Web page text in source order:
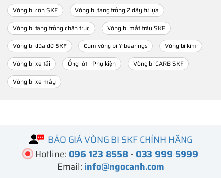
Vòng bi côn SKF
Vòng bi tang trống 2 dãy tự lựa
Vòng bi tang trống chặn trục
Vòng bi mắt trâu SKF
Vòng bi đũa đỡ SKF
Cụm vòng bi Y-bearings
Vòng bi kim
Vòng bi xe tải
Ống lót - Phụ kiện
Vòng bi CARB SKF
Vòng bi xe máy
BÁO GIÁ VÒNG BI SKF CHÍNH HÃNG
Hotline: 096 123 8558- 033 999 5999
Email: info@ngocanh.com